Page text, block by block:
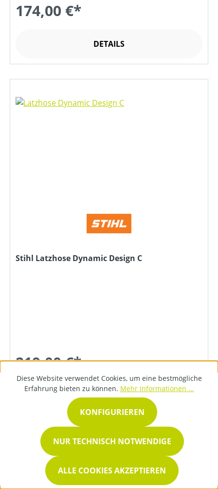
174,00 €*
DETAILS
Stihl Latzhose Dynamic Design C
219,00 €*
DETAILS
Diese Website verwendet Cookies, um eine bestmögliche
Erfahrung bieten zu können. Mehr Informationen ...
NUR TECHNISCH NOTWENDIGE
KONFIGURIEREN
ALLE COOKIES AKZEPTIEREN